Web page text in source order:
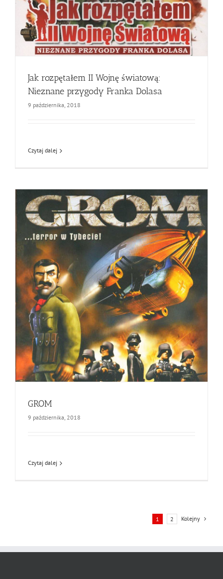
Jak rozpętałem II Wojnę światową:
Nieznane przygody Franka Dolasa
9 października, 2018
Czytaj dalej
GROM
9 października, 2018
Czytaj dalej
1 2 Kolejny